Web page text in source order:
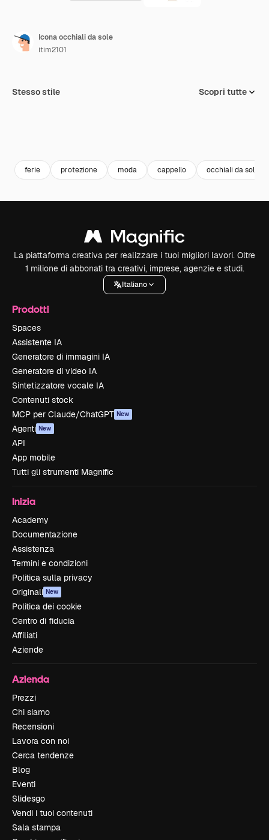
Icona occhiali da sole
itim2101
Stesso stile Scopri tutte
ferie protezione moda cappello occhiali da sole
La piattaforma creativa per realizzare i tuoi migliori lavori. Oltre
1 milione di abbonati tra creativi, imprese, agenzie e studi.
Italiano
Prodotti
Spaces
Assistente IA
Generatore di immagini IA
Generatore di video IA
Sintetizzatore vocale IA
Contenuti stock
MCP per Claude/ChatGPT New
Agenti New
API
App mobile
Tutti gli strumenti Magnific
Inizia
Academy
Documentazione
Assistenza
Termini e condizioni
Politica sulla privacy
Originali New
Politica dei cookie
Centro di fiducia
Affiliati
Aziende
Azienda
Prezzi
Chi siamo
Recensioni
Lavora con noi
Cerca tendenze
Blog
Eventi
Slidesgo
Vendi i tuoi contenuti
Sala stampa